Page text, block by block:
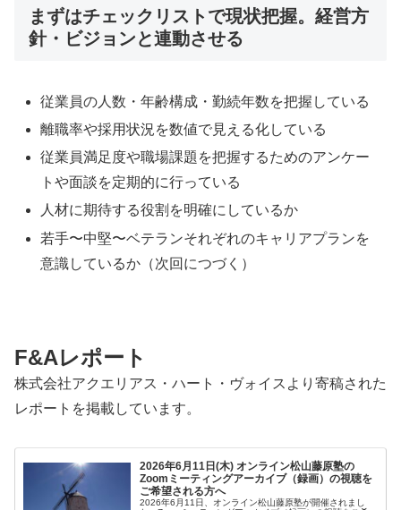
まずはチェックリストで現状把握。経営方
針・ビジョンと連動させる
従業員の人数・年齢構成・勤続年数を把握している
離職率や採用状況を数値で見える化している
従業員満足度や職場課題を把握するためのアンケー
トや面談を定期的に行っている
人材に期待する役割を明確にしているか
若手〜中堅〜ベテランそれぞれのキャリアプランを
意識しているか（次回につづく）
F&Aレポート
株式会社アクエリアス・ハート・ヴォイスより寄稿された
レポートを掲載しています。
2026年6月11日(木) オンライン松山藤原塾の
Zoomミーティングアーカイブ（録画）の視聴を
ご希望される方へ
2026年6月11日、オンライン松山藤原塾が開催されまし